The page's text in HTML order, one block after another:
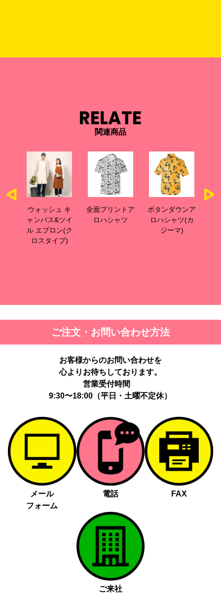
RELATE
関連商品
ウォッシュ キ
ャンバス&ツイ
ル エプロン(ク
ロスタイプ)
全面プリントア
ロハシャツ
ボタンダウンア
ロハシャツ(カ
ジーマ)
ご注文・お問い合わせ方法
お客様からのお問い合わせを
心よりお待ちしております。
営業受付時間
9:30〜18:00（平日・土曜不定休）
メール
フォーム
電話 FAX
ご来社